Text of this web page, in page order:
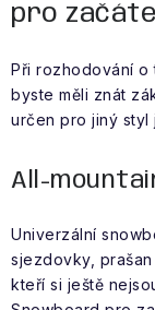
pro
Při rozhodování o
byste měli znát
určen pro jiný styl
All-
Univerzální
sjezdovky,
kteří si ještě